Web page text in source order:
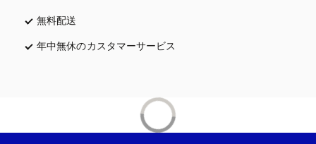
無料配送
年中無休のカスタマーサービス